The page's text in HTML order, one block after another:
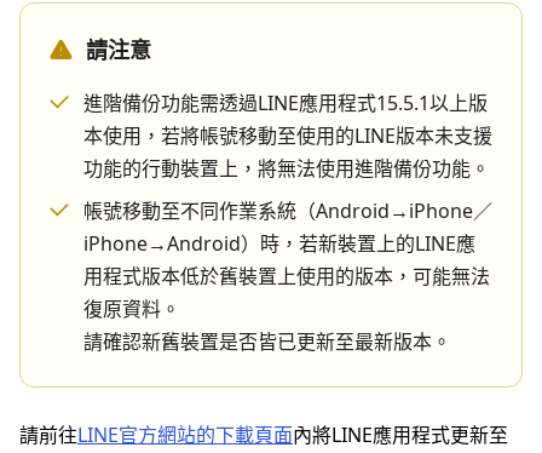
請注意
進階備份功能需透過LINE應用程式15.5.1以上版
本使用，若將帳號移動至使用的LINE版本未支援
功能的行動裝置上，將無法使用進階備份功能。
帳號移動至不同作業系統（Android→iPhone／
iPhone→Android）時，若新裝置上的LINE應
用程式版本低於舊裝置上使用的版本，可能無法
復原資料。
請確認新舊裝置是否皆已更新至最新版本。
請前往LINE官方網站的下載頁面內將LINE應用程式更新至